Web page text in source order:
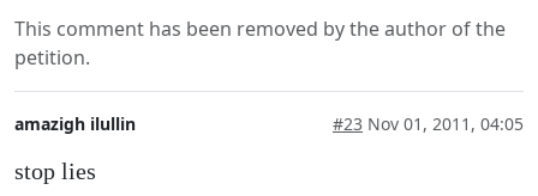
This comment has been removed by the author of the
petition.
amazigh ilullin #23 Nov 01, 2011, 04:05
stop lies